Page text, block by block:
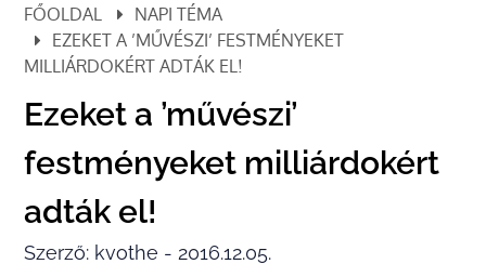
FŐOLDAL
NAPI TÉMA
EZEKET A ’MŰVÉSZI’ FESTMÉNYEKET
MILLIÁRDOKÉRT ADTÁK EL!
Ezeket a ’művészi’
festményeket milliárdokért
adták el!
Szerző: kvothe - 2016.12.05.